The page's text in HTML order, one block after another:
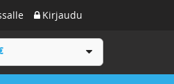
Kirjaudu